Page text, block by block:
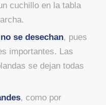
cuchillo en la tabla
se desechan, pues
importantes. Las
se dejan todas
, como por